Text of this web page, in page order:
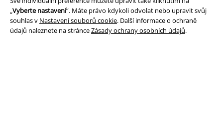
„Vyberte nastavení“. Máte právo kdykoli odvolat nebo upravit svůj
souhlas v Nastavení souborů cookie. Další informace o ochraně
údajů naleznete na stránceZásady ochrany osobních údajů.
Prohlášení
Ochrana osobních údajů